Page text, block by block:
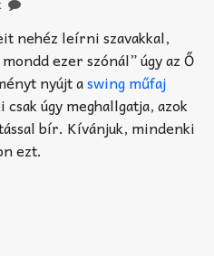
nehéz leírni szavakkal,
ezer szónál” úgy az Ő
nyújt aswing műfaj
úgy meghallgatja, azok
bír. Kívánjuk, mindenki
ezt.